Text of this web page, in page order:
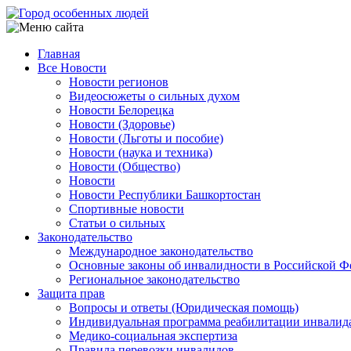
Перейти
к
содержанию
Main
navigation
Главная
Все Новости
Новости регионов
Видеосюжеты о сильных духом
Новости Белорецка
Новости (Здоровье)
Новости (Льготы и пособие)
Новости (наука и техника)
Новости (Общество)
Новости
Новости Республики Башкортостан
Спортивные новости
Статьи о сильных
Законодательство
Международное законодательство
Основные законы об инвалидности в Российской
Региональное законодательство
Защита прав
Вопросы и ответы (Юридическая помощь)
Индивидуальная программа реабилитации
Медико-социальная экспертиза